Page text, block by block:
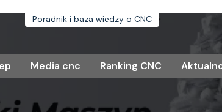
Media cnc Ranking CNC
Poradnik i baza wiedzy o CNC